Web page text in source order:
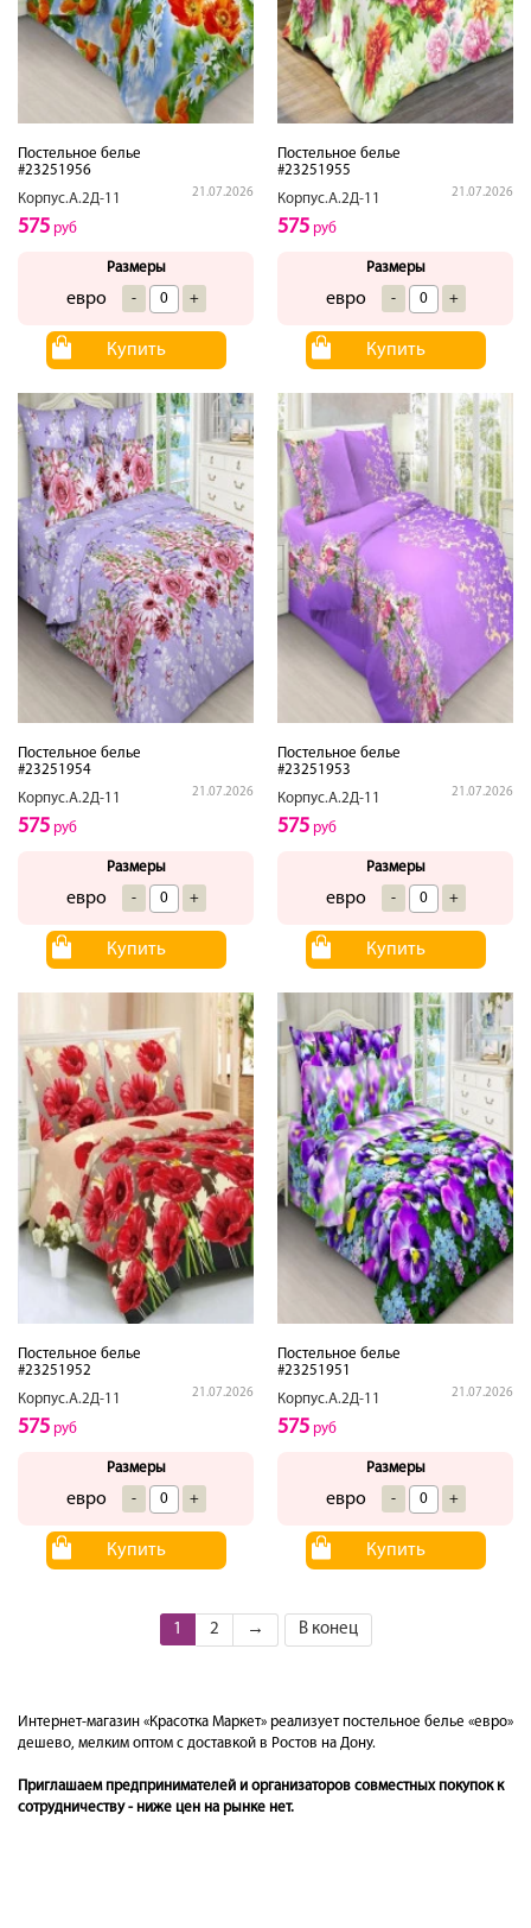
Постельное белье
#23251956
Корпус.А.2Д-11
21.07.2026
575 руб
Размеры
евро - +
Купить
Постельное белье
#23251955
Корпус.А.2Д-11
21.07.2026
575 руб
Размеры
евро - +
Купить
Постельное белье
#23251954
Корпус.А.2Д-11
21.07.2026
575 руб
Размеры
евро - +
Купить
Постельное белье
#23251953
Корпус.А.2Д-11
21.07.2026
575 руб
Размеры
евро - +
Купить
Постельное белье
#23251952
Корпус.А.2Д-11
21.07.2026
575 руб
Размеры
евро - +
Купить
Постельное белье
#23251951
Корпус.А.2Д-11
21.07.2026
575 руб
Размеры
евро - +
Купить
1 2 → В конец
Интернет-магазин «Красотка Маркет» реализует постельное белье «евро»
дешево, мелким оптом с доставкой в Ростов на Дону.
Приглашаем предпринимателей и организаторов совместных покупок к
сотрудничеству - ниже цен на рынке нет.